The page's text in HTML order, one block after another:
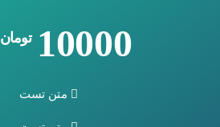
10000 تومان
متن تست